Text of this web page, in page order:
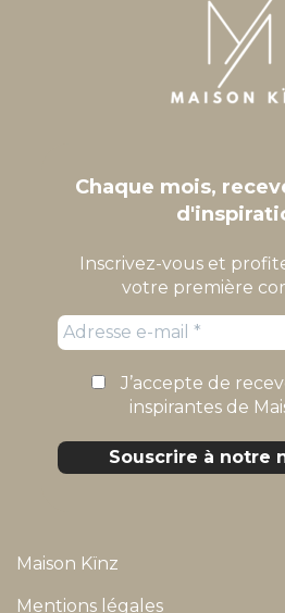
Chaque mois,
Inscrivez-vous et
votre première
J’accepte de
inspirantes de
Maison Kïnz
Mentions légales